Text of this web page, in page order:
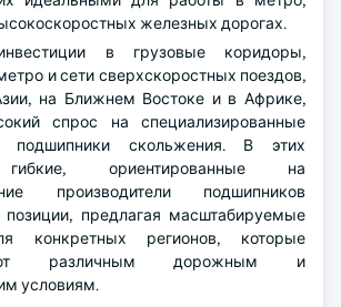
железных дорогах.
в грузовые коридоры,
и сети сверхскоростных поездов,
на Ближнем Востоке и в Африке,
спрос на специализированные
подшипники скольжения. В этих
ориентированные на
производители подшипников
позиции, предлагая масштабируемые
конкретных регионов, которые
различным дорожным и
условиям.